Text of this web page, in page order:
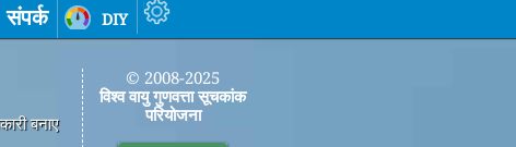
संपर्क diy
बनाए
© 2008-2025
विश्व वायु गुणवत्ता सूचकांक
परियोजना